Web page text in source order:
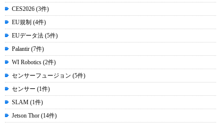
CES2026 (3件)
EU規制 (4件)
EUデータ法 (5件)
Palantir (7件)
WI Robotics (2件)
センサーフュージョン (5件)
センサー (1件)
SLAM (1件)
Jetson Thor (14件)